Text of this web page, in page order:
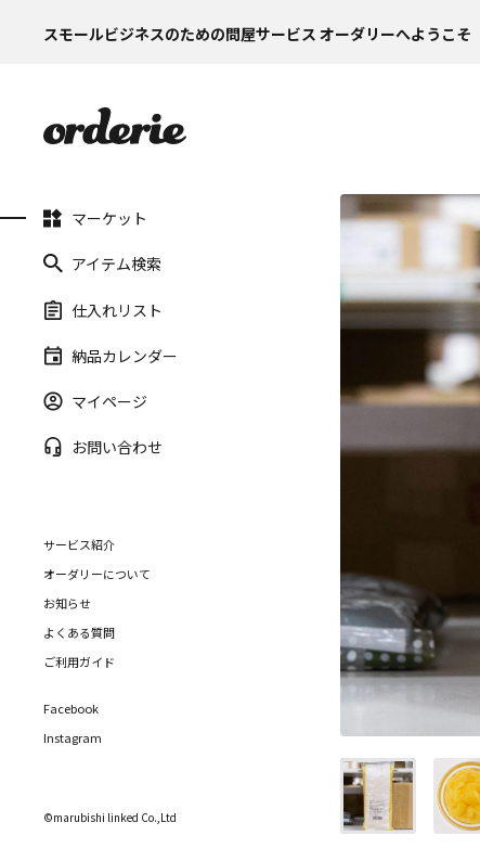
スモールビジネスのための問屋サービス オーダリーへようこそ
マーケット
アイテム検索
仕入れリスト
納品カレンダー
マイページ
お問い合わせ
サービス紹介
オーダリーについて
お知らせ
よくある質問
ご利用ガイド
Facebook
Instagram
©marubishi linked Co.,Ltd